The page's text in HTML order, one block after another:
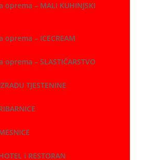
– MALI KUHINJSKI
– ICECREAM
– SLASTIČARSTVO
TJESTENINE
i RESTORAN